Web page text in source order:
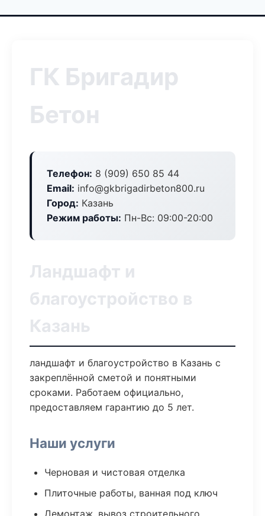
ГК Бригадир
Бетон
Телефон: 8 (909) 650 85 44
Email: info@gkbrigadirbeton800.ru
Город: Казань
Режим работы: Пн-Вс: 09:00-20:00
Ландшафт и
благоустройство в
Казань
ландшафт и благоустройство в Казань с
закреплённой сметой и понятными
сроками. Работаем официально,
предоставляем гарантию до 5 лет.
Наши услуги
Черновая и чистовая отделка
Плиточные работы, ванная под ключ
Демонтаж, вывоз строительного